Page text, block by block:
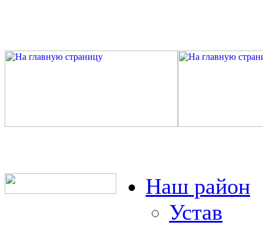
Наш район
Устав